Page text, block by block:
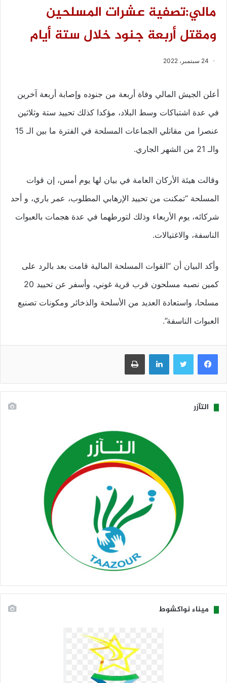
مالي:تصفية عشرات المسلحين
ومقتل أربعة جنود خلال ستة أيام
24 سبتمبر، 2022
أعلن الجيش المالي وفاة أربعة من جنوده وإصابة أربعة آخرين
في عدة اشتباكات وسط البلاد، مؤكدا كذلك تحييد ستة وثلاثين
عنصرا من مقاتلي الجماعات المسلحة في الفترة ما بين الـ 15
والـ 21 من الشهر الجاري.
وقالت هيئة الأركان العامة في بيان لها يوم أمس، إن قوات
المسلحة “تمكنت من تحييد الإرهابي المطلوب، عمر باري، و أحد
شركائه، يوم الأربعاء وذلك لتورطهما في عدة هجمات بالعبوات
الناسفة، والاغتيالات.
وأكد البيان أن “القوات المسلحة المالية قامت بعد بالرد على
كمين نصبه مسلحون قرب قرية غوني، وأسفر عن تحييد 20
مسلحا، واستعادة العديد من الأسلحة والذخائر ومكونات تصنيع
العبوات الناسفة”.
فيسبوك تويتر لينكدإن طباعة
التآزر
ميناء نواكشوط